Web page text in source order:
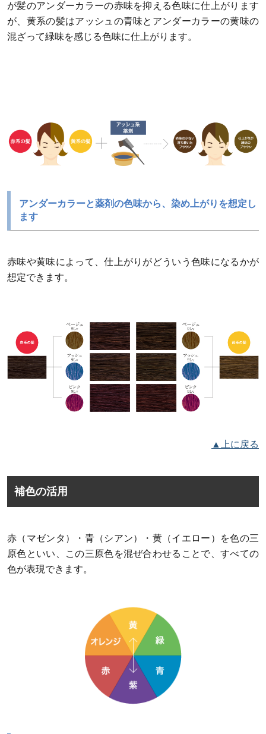
が髪のアンダーカラーの赤味を抑える色味に仕上がります
が、黄系の髪はアッシュの青味とアンダーカラーの黄味の
混ざって緑味を感じる色味に仕上がります。
アンダーカラーと薬剤の色味から、染め上がりを想定し
ます
赤味や黄味によって、仕上がりがどういう色味になるかが
想定できます。
▲上に戻る
補色の活用
赤（マゼンタ）・青（シアン）・黄（イエロー）を色の三
原色といい、この三原色を混ぜ合わせることで、すべての
色が表現できます。